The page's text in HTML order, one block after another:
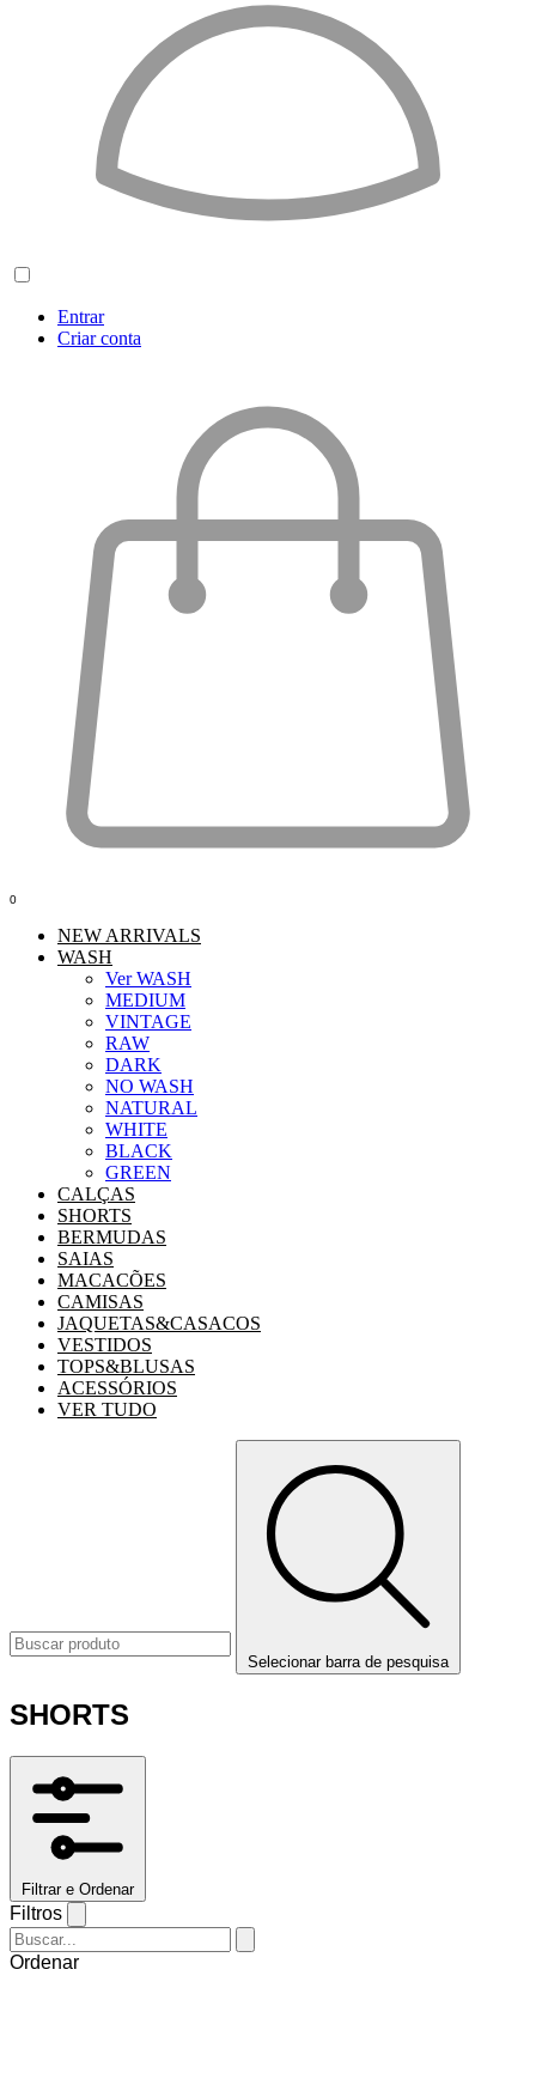
Entrar
Criar conta
0
NEW ARRIVALS
WASH
Ver WASH
MEDIUM
VINTAGE
RAW
DARK
NO WASH
NATURAL
WHITE
BLACK
GREEN
CALÇAS
SHORTS
BERMUDAS
SAIAS
MACACÕES
CAMISAS
JAQUETAS&CASACOS
VESTIDOS
TOPS&BLUSAS
ACESSÓRIOS
VER TUDO
Selecionar barra de pesquisa
SHORTS
Filtrar e Ordenar
Filtros
Ordenar